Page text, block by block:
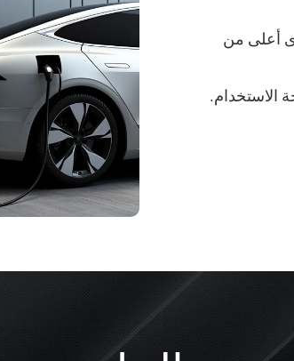
أعلى من
الاستخدام.